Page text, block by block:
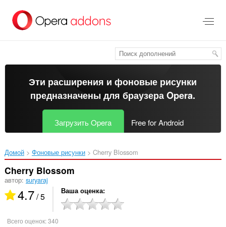
перейти
Эти расширения и фоновые рисунки
предназначены длябраузера Opera.
Загрузить Opera Free for Android
Домой Фоновые рисунки Cherry Blossom‎
Cherry Blossom
автор: suryaraj
4.7/ 5 Ваша оценка
Всего оценок:340